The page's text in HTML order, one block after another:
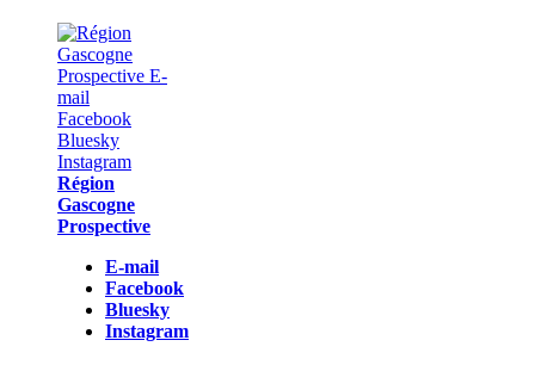
Région
Gascogne
Prospective
E-mail
Facebook
Bluesky
Instagram